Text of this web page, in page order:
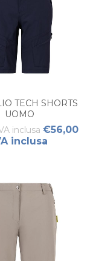
TECH SHORTS
UOMO
inclusa €56,00
inclusa